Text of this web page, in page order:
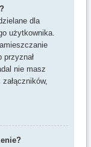
dla
użytkownika.
przyznał
nie masz